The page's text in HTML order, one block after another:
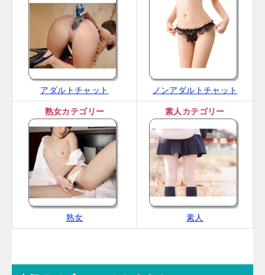
アダルトチャット ノンアダルトチャット
熟女カテゴリー
熟女
素人カテゴリー
素人